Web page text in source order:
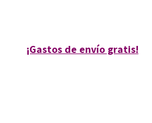
¡Gastos de envío gratis!